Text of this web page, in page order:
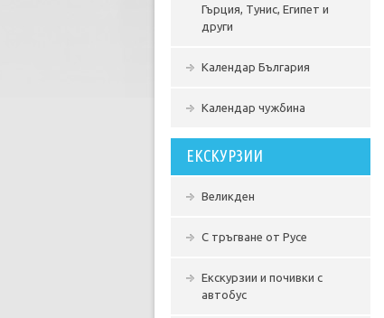
Гърция, Тунис, Египет и
други
Календар България
Календар чужбина
ЕКСКУРЗИИ
Великден
С тръгване от Русе
Екскурзии и почивки с
автобус